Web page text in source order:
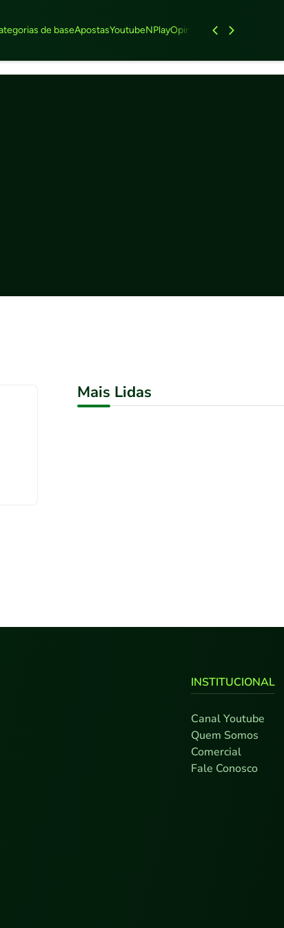
de baseApostasYoutubeNPlayOpinião Feminino
Mais Lidas
INSTITUCIONAL
Canal Youtube
Quem Somos
Comercial
Fale Conosco